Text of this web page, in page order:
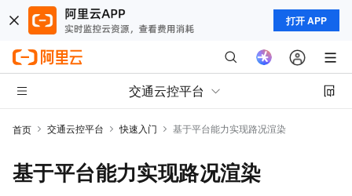
打开 APP
交通云控平台
首页 交通云控平台 快速入门 基于平台能力实现路况渲染
基于平台能力实现路况渲染